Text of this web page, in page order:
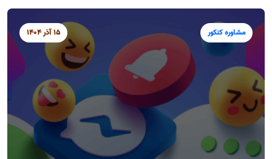
مشاوره کنکور 15 آذر 1404